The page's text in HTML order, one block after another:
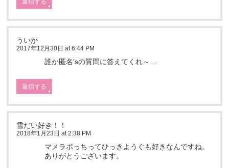
返信する
ういか
2017年12月30日 at 6:44 PM
誰か匿名′sの質問に答えてくれ～…
返信する
雪だい好き！！
2018年1月23日 at 2:38 PM
マメラボっちってひっきようぐも好きなんですね。
ありがとうございます。